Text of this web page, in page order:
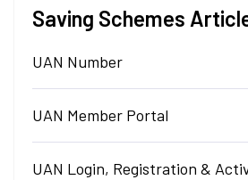
Saving Schemes
UAN Number
UAN Member Portal
UAN Login, Registration &